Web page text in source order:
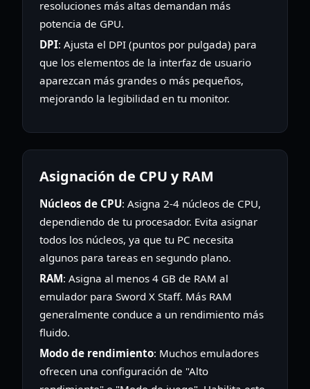
resoluciones más altas demandan más
potencia de GPU.
DPI: Ajusta el DPI (puntos por pulgada) para
que los elementos de la interfaz de usuario
aparezcan más grandes o más pequeños,
mejorando la legibilidad en tu monitor.
Asignación de CPU y RAM
Núcleos de CPU: Asigna 2-4 núcleos de CPU,
dependiendo de tu procesador. Evita asignar
todos los núcleos, ya que tu PC necesita
algunos para tareas en segundo plano.
RAM: Asigna al menos 4 GB de RAM al
emulador para Sword X Staff. Más RAM
generalmente conduce a un rendimiento más
fluido.
Modo de rendimiento: Muchos emuladores
ofrecen una configuración de "Alto